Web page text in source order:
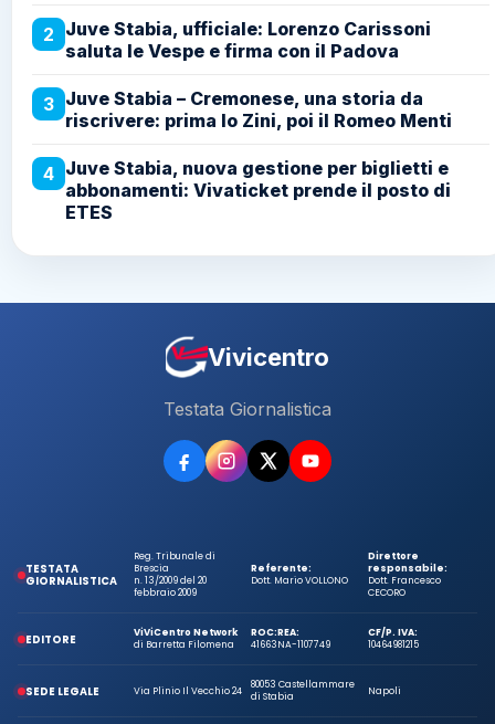
2 Juve Stabia, ufficiale: Lorenzo Carissoni
saluta le Vespe e firma con il Padova
3 Juve Stabia – Cremonese, una storia da
riscrivere: prima lo Zini, poi il Romeo Menti
4 Juve Stabia, nuova gestione per biglietti e
abbonamenti: Vivaticket prende il posto di
ETES
Vivicentro
Testata Giornalistica
TESTATA
GIORNALISTICA
Reg. Tribunale di
Brescia
n. 13/2009 del 20
febbraio 2009
Referente:
Dott. Mario VOLLONO
Direttore
responsabile:
Dott. Francesco
CECORO
EDITORE
ViViCentro Network
di Barretta Filomena
ROC:
41663
REA:
NA-1107749
CF/P. IVA:
10464981215
SEDE LEGALE Via Plinio Il Vecchio 24
80053 Castellammare
di Stabia
Napoli